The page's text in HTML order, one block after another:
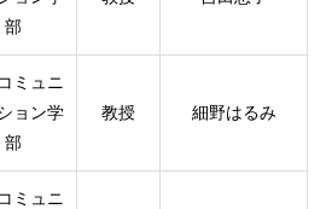
部
ミュニ
ョン学
部
教授 細野はるみ
ミュニ